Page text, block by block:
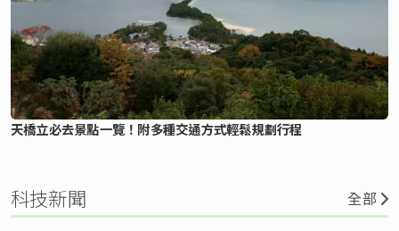
天橋立必去景點一覽！附多種交通方式輕鬆規劃行程
科技新聞 全部